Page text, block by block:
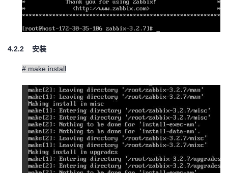
4.2.2 安装
# make install